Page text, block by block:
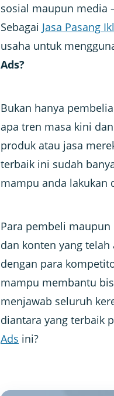
sosial maupun media
Sebagai Jasa Pasang
usaha untuk
Ads?
Bukan hanya
apa tren masa kini
produk atau jasa
terbaik ini sudah
mampu anda lakukan
Para pembeli
dan konten yang
dengan para
mampu membantu
menjawab seluruh
diantara yang terbaik
Ads ini?